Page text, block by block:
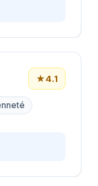
★4.1